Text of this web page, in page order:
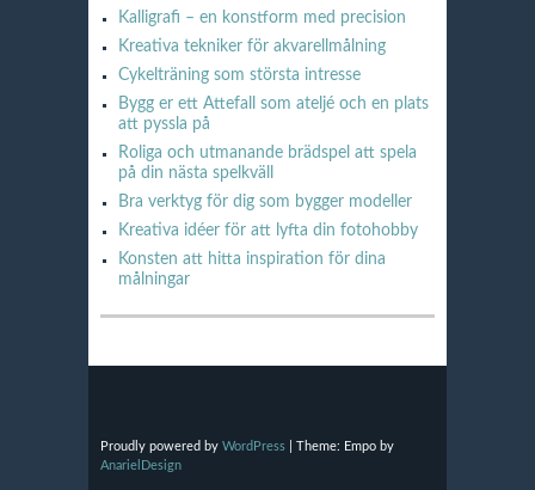
Kalligrafi – en konstform med precision
Kreativa tekniker för akvarellmålning
Cykelträning som största intresse
Bygg er ett Attefall som ateljé och en plats
att pyssla på
Roliga och utmanande brädspel att spela
på din nästa spelkväll
Bra verktyg för dig som bygger modeller
Kreativa idéer för att lyfta din fotohobby
Konsten att hitta inspiration för dina
målningar
Proudly powered by WordPress
Theme: Empo by
AnarielDesign